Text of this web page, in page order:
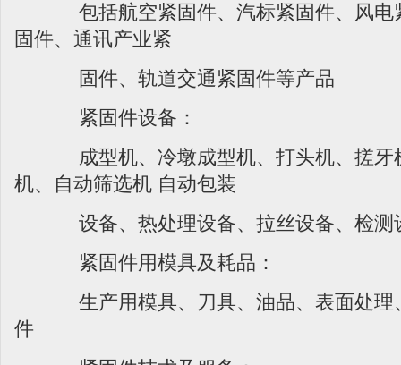
包括航空紧固件、汽标紧固件、风电
固件、通讯产业紧
固件、轨道交通紧固件等产品
紧固件设备：
成型机、冷墩成型机、打头机、搓牙
机、自动筛选机 自动包装
设备、热处理设备、拉丝设备、检测
紧固件用模具及耗品：
生产用模具、刀具、油品、表面处理
件